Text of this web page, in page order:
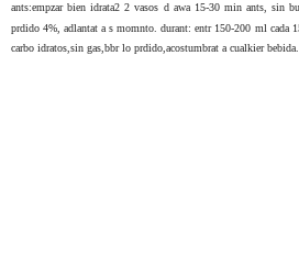
ants:empzar bien idrata2 2 vasos d awa 15-30 min ants, sin
prdido 4%, adlantat a s momnto.durant: entr 150-200 ml cada
carbo idratos,sin gas,bbr lo prdido,acostumbrat a cualkier bebida.